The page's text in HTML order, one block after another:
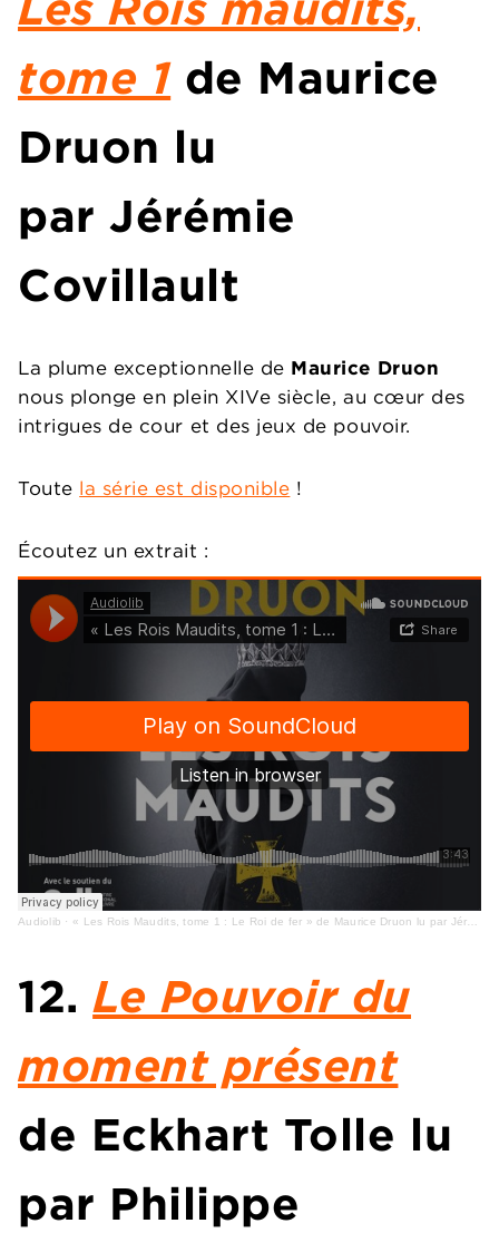
tome 1de Maurice
Druon lu
parJérémie
Covillault
La plume exceptionnelle de Maurice Druon
nous plonge en plein XIVe siècle, au cœur des
intrigues de cour et des jeux de pouvoir.
Toute la série est disponible !
Écoutez un extrait :
Audiolib · « Les Rois Maudits, tome 1 : Le Roi de fer » de Maurice Druon lu par Jérémie Covillault
12.Le Pouvoir du
moment présent
de Eckhart Tolle lu
par Philippe